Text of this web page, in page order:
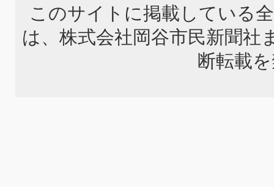
このサイトに掲載している
は、株式会社岡谷市民新聞社
断転載